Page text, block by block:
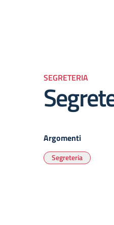
SEGRETERIA
Argomenti
Segreteria